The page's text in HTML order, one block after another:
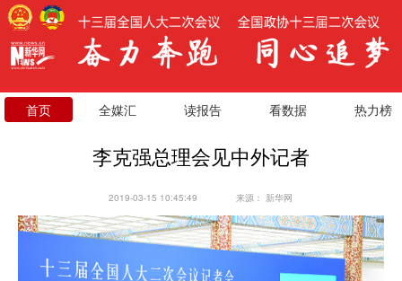
首页 全媒汇 读报告 看数据 热力榜
李克强总理会见中外记者
2019-03-15 10:45:49 来源：新华网